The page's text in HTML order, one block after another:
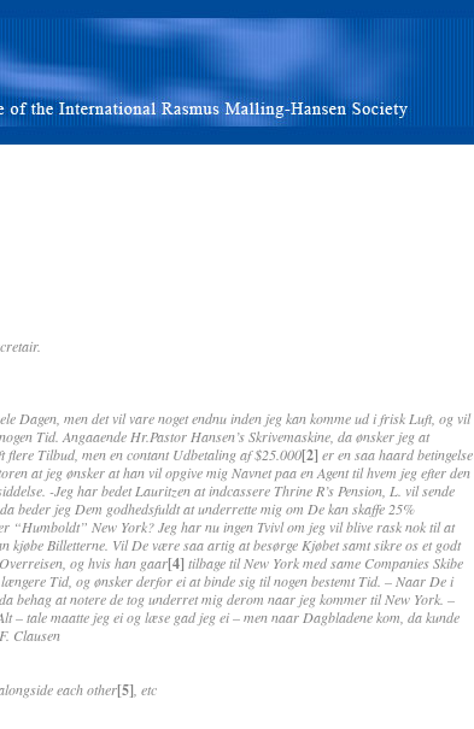
men det vil vare noget endnu inden jeg kan komme ud i frisk Luft, og vil
Tid. Angaaende Hr.Pastor Hansen’s Skrivemaskine, da ønsker jeg at
flere Tilbud, men en contant Udbetaling af $25.000[2] er en saa haard betingelse
at jeg ønsker at han vil opgive mig Navnet paa en Agent til hvem jeg efter den
-Jeg har bedet Lauritzen at indcassere Thrine R’s Pension, L. vil sende
beder jeg Dem godhedsfuldt at underrette mig om De kan skaffe 25%
“Humboldt” New York? Jeg har nu ingen Tvivl om jeg vil blive rask nok til at
kjøbe Billetterne. Vil De være saa artig at besørge Kjøbet samt sikre os et godt
og hvis han gaar[4] tilbage til New York med same Companies Skibe
Tid, og ønsker derfor ei at binde sig til nogen bestemt Tid. – Naar De i
behag at notere de tog underret mig derom naar jeg kommer til New York. –
tale maatte jeg ei og læse gad jeg ei – men naar Dagbladene kom, da kunde
Clausen
each other[5] , etc